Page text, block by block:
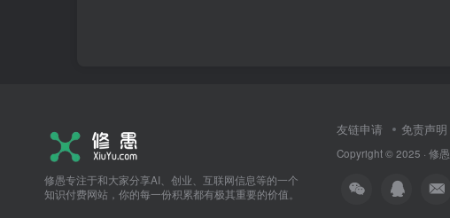
修愚专注于和大家分享AI、创业、互联网信息等的一个
知识付费网站，你的每一份积累都有极其重要的价值。
友链申请 免责声明
Copyright © 2025 · 修愚